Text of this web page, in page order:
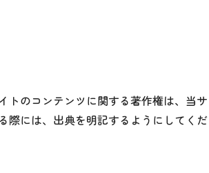
トのコンテンツに関する著作権は、当
際には、出典を明記するようにしてく